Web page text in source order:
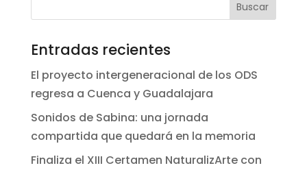
Entradas recientes
El proyecto intergeneracional de los ODS
regresa a Cuenca y Guadalajara
Sonidos de Sabina: una jornada
compartida que quedará en la memoria
Finaliza el XIII Certamen NaturalizArte con